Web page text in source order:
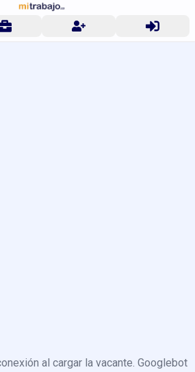
al cargar la vacante. Googlebot